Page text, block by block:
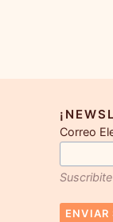
Correo
ENVIAR